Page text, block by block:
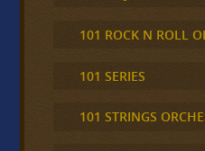
101 ROCK N ROLL
101 SERIES
101 STRINGS